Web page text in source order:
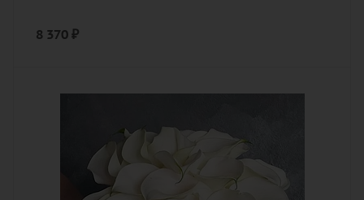
8 370 ₽
Количество
белый, кремовый, нежный